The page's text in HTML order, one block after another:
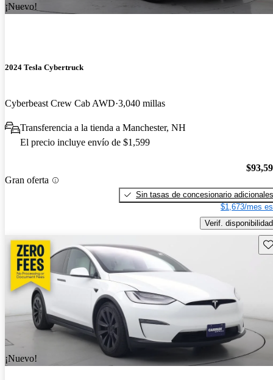
¡Nuevo!
2024 Tesla Cybertruck
Cyberbeast Crew Cab AWD 3,040 millas
Transferencia a la tienda a Manchester, NH
El precio incluye envío de $1,599
Gran oferta
Sin tasas de concesionario adicionales
$1,673/mes
Verif. disponibilidad
¡Nuevo!